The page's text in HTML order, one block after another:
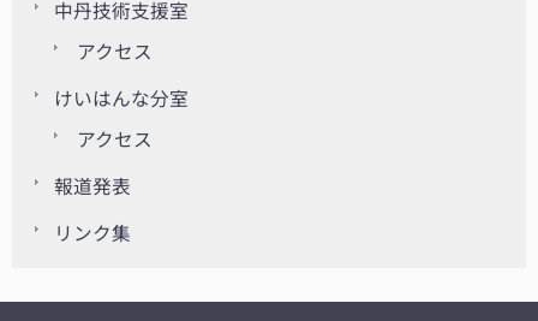
中丹技術支援室
アクセス
けいはんな分室
アクセス
報道発表
リンク集